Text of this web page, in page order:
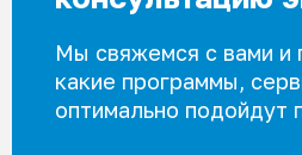
Мы свяжемся с вами и
какие программы,
оптимально подойдут